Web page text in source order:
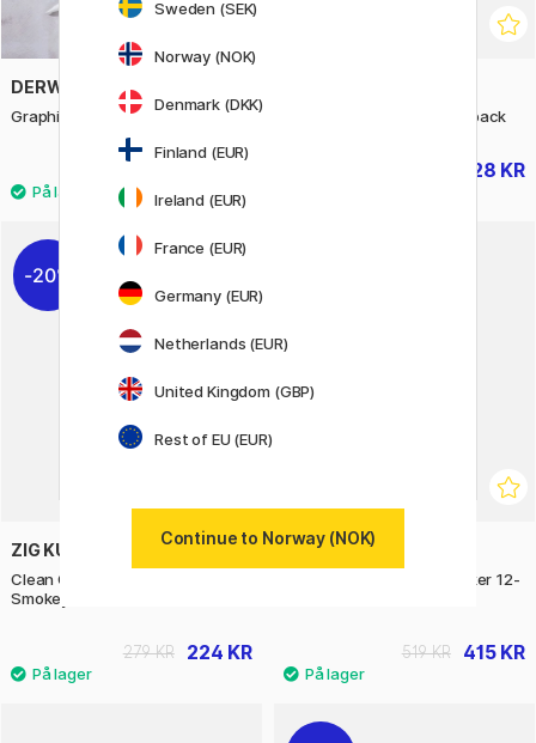
DERWENT
Graphitint 24-sett Clean Color Real Brush 6-pack
228 KR
20%
ZIG KURETAKE
Clean Color Real Brush 6-set
Smokey Colors
224 KR
279 KR
FABER-CASTELL
Goldfaber Aqua Dual Marker 12-
415 KR
519 KR
Sweden (SEK)
Norway (NOK)
Denmark (DKK)
Finland (EUR)
Ireland (EUR)
France (EUR)
Germany (EUR)
Netherlands (EUR)
United Kingdom (GBP)
Rest of EU (EUR)
Continue to Norway (NOK)